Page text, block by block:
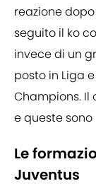
reazione
seguito il ko
invece di un
posto in Liga
Champions. Il
e queste sono
Le
Juventus